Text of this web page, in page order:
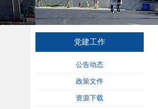
党建工作
公告动态
政策文件
资源下载